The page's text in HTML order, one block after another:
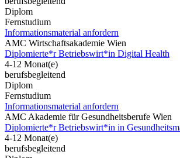
Diplom
Fernstudium
Informationsmaterial anfordern
AMC Wirtschaftsakademie Wien
Diplomierte*r Betriebswirt*in Digital Health
4-12 Monat(e)
berufsbegleitend
Diplom
Fernstudium
Informationsmaterial anfordern
AMC Akademie für Gesundheitsberufe Wien
Diplomierte*r Betriebswirt*in in
4-12 Monat(e)
berufsbegleitend